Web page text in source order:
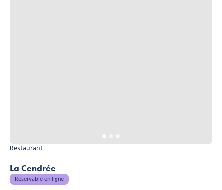
La Cendrée
Restaurant
Réservable en ligne